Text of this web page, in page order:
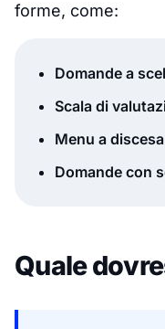
forme, come:
Domande a
Scala di
Menu a discesa
Domande con
Quale